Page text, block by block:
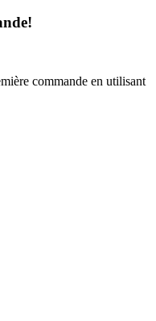
commande en utilisant